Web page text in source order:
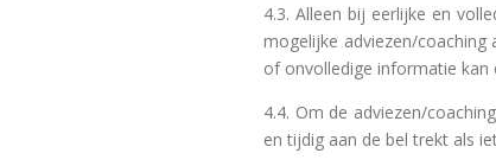
4.3. Alleen bij eerlijke en
mogelijke adviezen/coaching
of onvolledige informatie kan
4.4. Om de adviezen/
en tijdig aan de bel trekt als